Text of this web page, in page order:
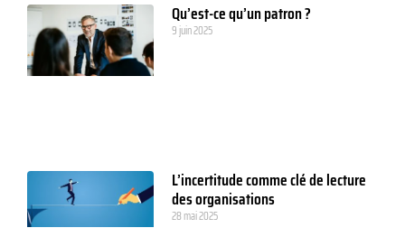
Qu’est-ce qu’un patron ?
9 juin 2025
L’incertitude comme clé de lecture
des organisations
28 mai 2025